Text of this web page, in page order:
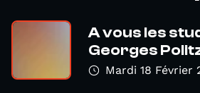
A vous les
Georges
Mardi 18 Février